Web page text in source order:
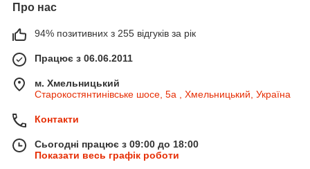
Про нас
94% позитивних з 255 відгуків за рік
Працює з 06.06.2011
м. Хмельницький
Старокостянтинівське шосе, 5а , Хмельницький, Україна
Контакти
Сьогодні працює з 09:00 до 18:00
Показати весь графік роботи